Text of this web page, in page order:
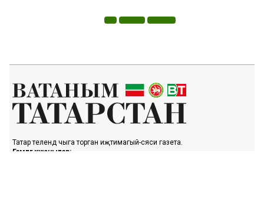
Татар телендә чыга торган иҗтимагый-сәяси газета.
Гамәлгә куючылар: